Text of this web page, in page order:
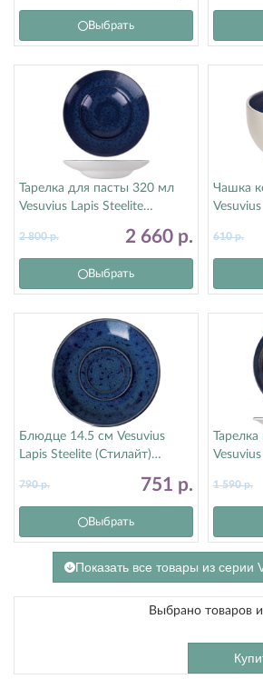
Выбрать
Тарелка для пасты 320 мл
Vesuvius Lapis Steelite
2 660 р.
2 800р.
Выбрать
Чашка
610р.
Блюдце 14.5 см Vesuvius
Lapis Steelite (Стилайт)
751 р.
790р.
Выбрать
1 590р.
Показать все товары из серии
Выбрано товаров